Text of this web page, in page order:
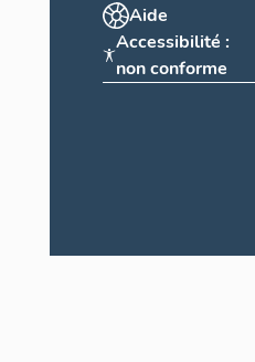
Aide
Accessibilité :
non conforme